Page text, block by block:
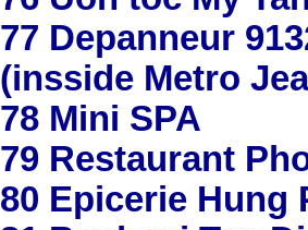
77 Depanneur
(insside Metro
78 Mini SPA
79 Restaurant
80 Epicerie Hung